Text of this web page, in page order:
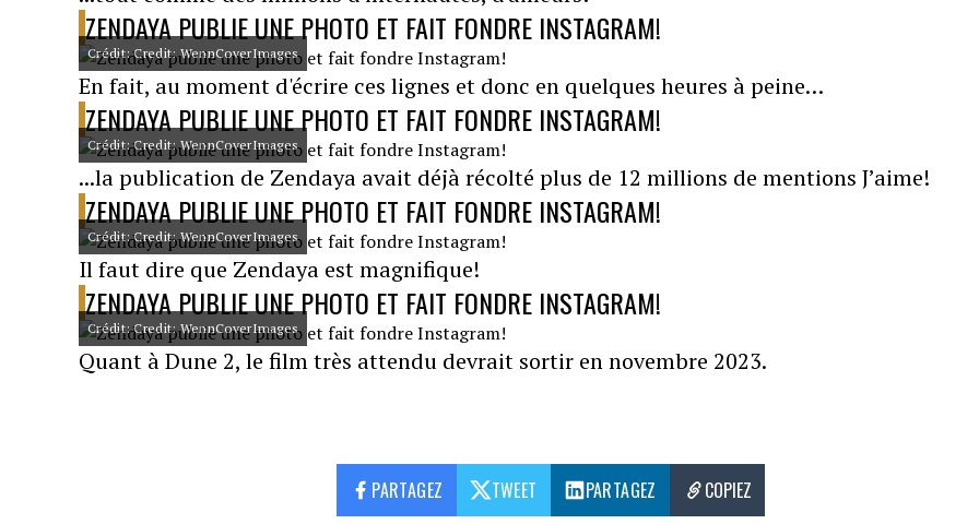
ZENDAYA PUBLIE UNE PHOTO ET FAIT FONDRE INSTAGRAM!
Crédit: Credit: WennCoverImages
En fait, au moment d'écrire ces lignes et donc en quelques heures à peine…
ZENDAYA PUBLIE UNE PHOTO ET FAIT FONDRE INSTAGRAM!
Crédit: Credit: WennCoverImages
...la publication de Zendaya avait déjà récolté plus de 12 millions de mentions J’aime!
ZENDAYA PUBLIE UNE PHOTO ET FAIT FONDRE INSTAGRAM!
Crédit: Credit: WennCoverImages
Il faut dire que Zendaya est magnifique!
ZENDAYA PUBLIE UNE PHOTO ET FAIT FONDRE INSTAGRAM!
Crédit: Credit: WennCoverImages
Quant à Dune 2, le film très attendu devrait sortir en novembre 2023.
PARTAGEZ TWEET PARTAGEZ COPIEZ